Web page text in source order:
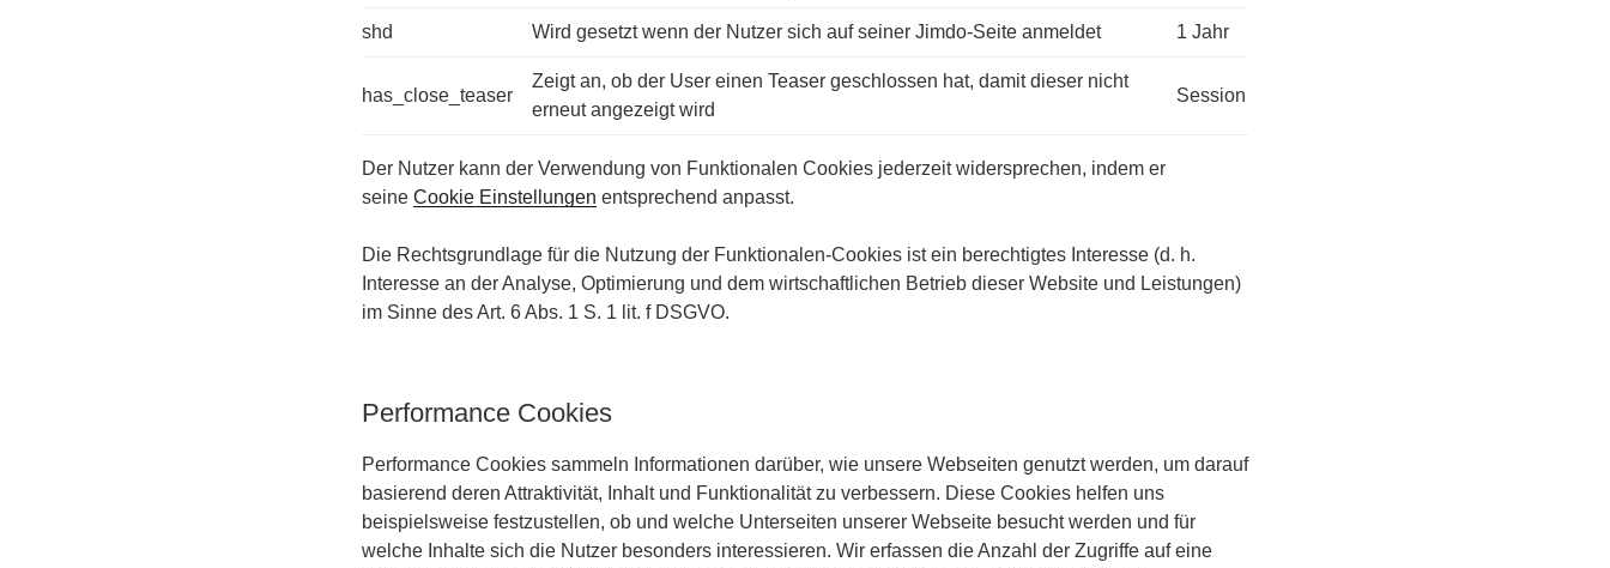
shd Wird gesetzt wenn der Nutzer sich auf seiner Jimdo-Seite anmeldet 1 Jahr
has_close_teaser
Zeigt an, ob der User einen Teaser geschlossen hat, damit dieser nicht
erneut angezeigt wird
Session
Der Nutzer kann der Verwendung von Funktionalen Cookies jederzeit widersprechen, indem er
seine Cookie Einstellungen entsprechend anpasst.
Die Rechtsgrundlage für die Nutzung der Funktionalen-Cookies ist ein berechtigtes Interesse (d. h.
Interesse an der Analyse, Optimierung und dem wirtschaftlichen Betrieb dieser Website und Leistungen)
im Sinne des Art. 6 Abs. 1 S. 1 lit. f DSGVO.
Performance Cookies
Performance Cookies sammeln Informationen darüber, wie unsere Webseiten genutzt werden, um darauf
basierend deren Attraktivität, Inhalt und Funktionalität zu verbessern. Diese Cookies helfen uns
beispielsweise festzustellen, ob und welche Unterseiten unserer Webseite besucht werden und für
welche Inhalte sich die Nutzer besonders interessieren. Wir erfassen die Anzahl der Zugriffe auf eine